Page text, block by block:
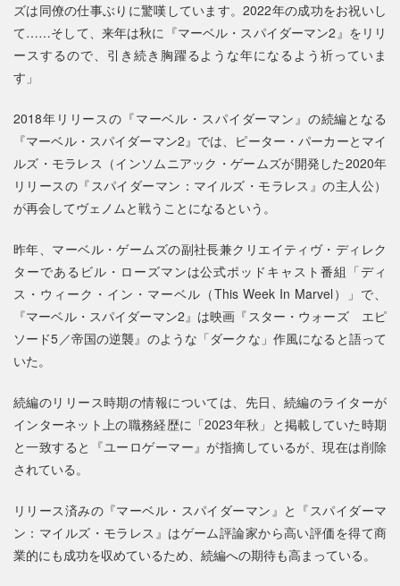
ズは同僚の仕事ぶりに驚嘆しています。2022年の成功をお祝いし
て……そして、来年は秋に『マーベル・スパイダーマン2』をリリ
ースするので、引き続き胸躍るような年になるよう祈っていま
す」
2018年リリースの『マーベル・スパイダーマン』の続編となる
『マーベル・スパイダーマン2』では、ピーター・パーカーとマイ
ルズ・モラレス（インソムニアック・ゲームズが開発した2020年
リリースの『スパイダーマン：マイルズ・モラレス』の主人公）
が再会してヴェノムと戦うことになるという。
昨年、マーベル・ゲームズの副社長兼クリエイティヴ・ディレク
ターであるビル・ローズマンは公式ポッドキャスト番組「ディ
ス・ウィーク・イン・マーベル（This Week In Marvel）」で、
『マーベル・スパイダーマン2』は映画『スター・ウォーズ エピ
ソード5／帝国の逆襲』のような「ダークな」作風になると語って
いた。
続編のリリース時期の情報については、先日、続編のライターが
インターネット上の職務経歴に「2023年秋」と掲載していた時期
と一致すると『ユーロゲーマー』が指摘しているが、現在は削除
されている。
リリース済みの『マーベル・スパイダーマン』と『スパイダーマ
ン：マイルズ・モラレス』はゲーム評論家から高い評価を得て商
業的にも成功を収めているため、続編への期待も高まっている。